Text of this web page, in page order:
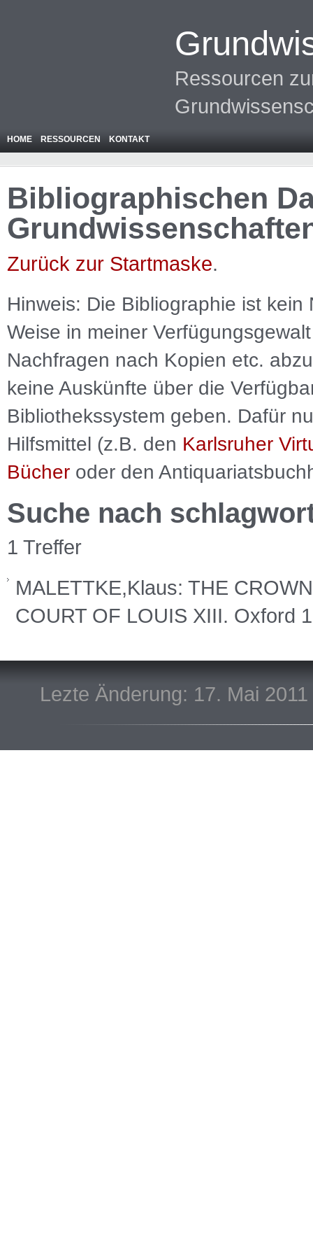
Ressourcen
HOME RESSOURCEN KONTAKT
Bibliographischen
Zurück zur Startmaske.
Hinweis: Die Bibliographie ist kein
Weise in meiner
Nachfragen nach Kopien etc.
keine Auskünfte über die
Bibliothekssystem geben. Dafür
Hilfsmittel (z.B. den Karlsruher
Bücher oder den
Suche nach
1 Treffer
MALETTKE,Klaus: THE
COURT OF LOUIS XIII. Oxford
Lezte Änderung: 17. Mai